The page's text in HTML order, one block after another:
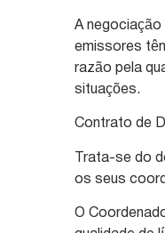
A
emissores
razão pela
situações.
Contrato de
Trata-se do
os seus
O